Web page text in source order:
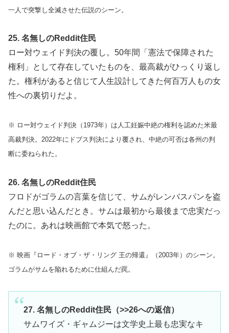
一人で突撃し全滅させた伝説のシーン。
25. 名無しのReddit住民
ロー対ウェイド判決の覆し。50年間「憲法で保障された
権利」として存在していたものを、最高裁がひっくり返し
た。権利があると信じて人生設計してきた何百万人もの女
性への裏切りだよ。
※ ロー対ウェイド判決（1973年）は人工妊娠中絶の権利を認めた米最
高裁判決。2022年にドブス判決により覆され、中絶の可否は各州の判
断に委ねられた。
26. 名無しのReddit住民
フロドがゴラムの言葉を信じて、サムがレンバスパンを盗
んだと思い込んだとき。サムは最初から最後まで忠実だっ
たのに。あれは映画館で本気で怒った。
※ 映画『ロード・オブ・ザ・リング 王の帰還』（2003年）のシーン。
ゴラムがサムを陥れるために仕組んだ罠。
27. 名無しのReddit住民（>>26への返信）
サムワイズ・ギャムジーは文学史上最も忠実なキ